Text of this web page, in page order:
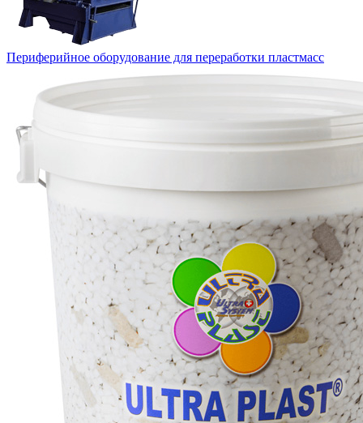
Периферийное оборудование для переработки пластмасс